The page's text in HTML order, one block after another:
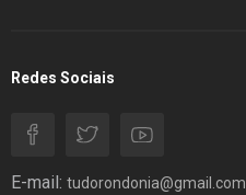
Redes Sociais
E-mail: tudorondonia@gmail.com